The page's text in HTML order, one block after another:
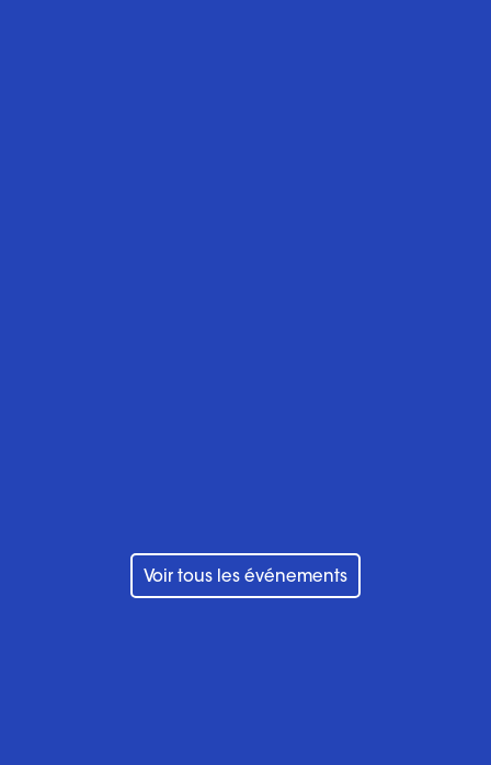
Voir tous les événements